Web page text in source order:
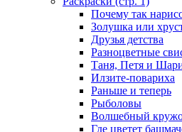
Почему так
Золушка или
Друзья детства
Разноцветные
Таня, Петя и
Илзите-повариха
Раньше и теперь
Рыболовы
Волшебный
Где цветет